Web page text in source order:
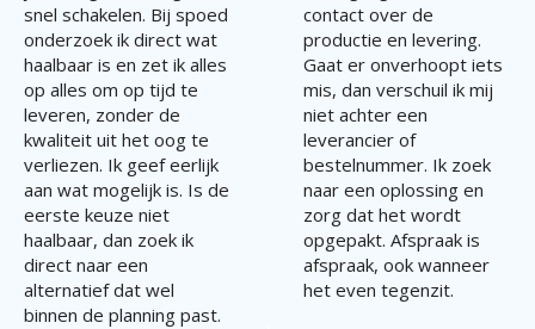
snel schakelen. Bij spoed
onderzoek ik direct wat
haalbaar is en zet ik alles
op alles om op tijd te
leveren, zonder de
kwaliteit uit het oog te
verliezen. Ik geef eerlijk
aan wat mogelijk is. Is de
eerste keuze niet
haalbaar, dan zoek ik
direct naar een
alternatief dat wel
binnen de planning past.
contact over de
productie en levering.
Gaat er onverhoopt iets
mis, dan verschuil ik mij
niet achter een
leverancier of
bestelnummer. Ik zoek
naar een oplossing en
zorg dat het wordt
opgepakt. Afspraak is
afspraak, ook wanneer
het even tegenzit.